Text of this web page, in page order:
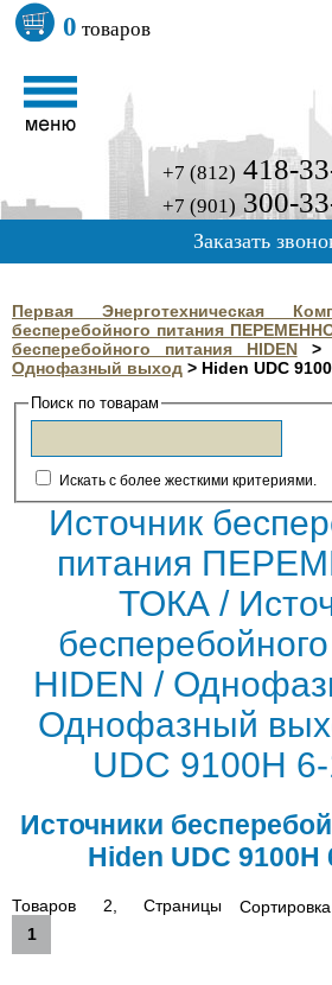
0 товаров
+7 (812) 418-
+7 (901) 300-
Заказать
Первая Энерготехническая
бесперебойного питания
бесперебойного питания HIDEN
Однофазный выход > Hiden UDC
Поиск по товарам
Искать с более жесткими критериями.
Источник
питания
ТОКА /
HIDEN /
Однофазный
UDC 9100H
Источники
Hiden UDC 9100H
Товаров 2, Страницы
1